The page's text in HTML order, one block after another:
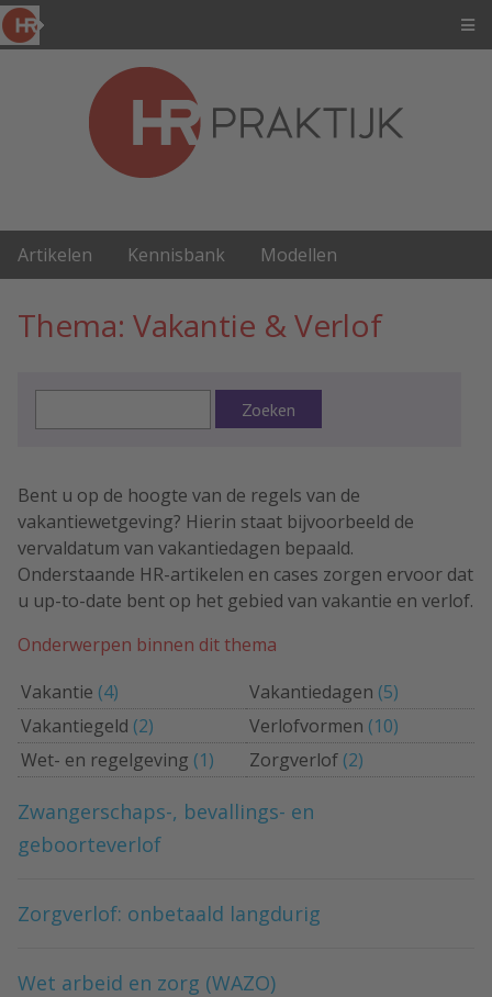
Artikelen Kennisbank Modellen
Thema: Vakantie & Verlof
Zoeken
Bent u op de hoogte van de regels van de
vakantiewetgeving? Hierin staat bijvoorbeeld de
vervaldatum van vakantiedagen bepaald.
Onderstaande HR-artikelen en cases zorgen ervoor dat
u up-to-date bent op het gebied van vakantie en verlof.
Onderwerpen binnen dit thema
Vakantie (4) Vakantiedagen (5)
Vakantiegeld (2) Verlofvormen (10)
Wet- en regelgeving (1) Zorgverlof (2)
Zwangerschaps-, bevallings- en
geboorteverlof
Zorgverlof: onbetaald langdurig
Wet arbeid en zorg (WAZO)